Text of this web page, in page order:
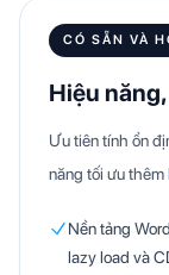
CÓ SẴN VÀ
Hiệu
Ưu tiên tính ổn
năng tối ưu
Nền tảng
lazy load và